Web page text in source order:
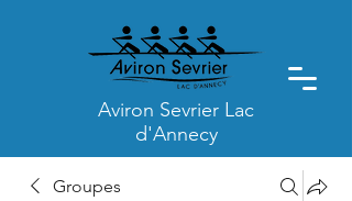
Aviron Sevrier Lac
d'Annecy
Groupes